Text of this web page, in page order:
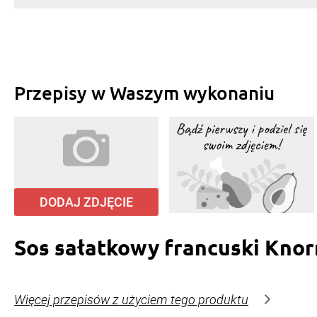
Przepisy w Waszym wykonaniu
DODAJ ZDJĘCIE
Sos sałatkowy francuski
Więcej przepisów z użyciem tego produktu